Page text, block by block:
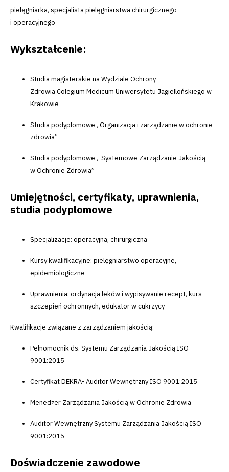
pielęgniarka, specjalista pielęgniarstwa chirurgicznego
i operacyjnego
Wykształcenie:
Studia magisterskie na Wydziale Ochrony
Zdrowia Colegium Medicum Uniwersytetu Jagiellońskiego w
Krakowie
Studia podyplomowe ,,Organizacja i zarządzanie w ochronie
zdrowia”
Studia podyplomowe ,, Systemowe Zarządzanie Jakością
w Ochronie Zdrowia”
Umiejętności, certyfikaty, uprawnienia,
studia podyplomowe
Specjalizacje: operacyjna, chirurgiczna
Kursy kwalifikacyjne: pielęgniarstwo operacyjne,
epidemiologiczne
Uprawnienia: ordynacja leków i wypisywanie recept, kurs
szczepień ochronnych, edukator w cukrzycy
Kwalifikacje związane z zarządzaniem jakością:
Pełnomocnik ds. Systemu Zarządzania Jakością ISO
9001:2015
Certyfikat DEKRA- Auditor Wewnętrzny ISO 9001:2015
Menedżer Zarządzania Jakością w Ochronie Zdrowia
Auditor Wewnętrzny Systemu Zarządzania Jakością ISO
9001:2015
Doświadczenie zawodowe